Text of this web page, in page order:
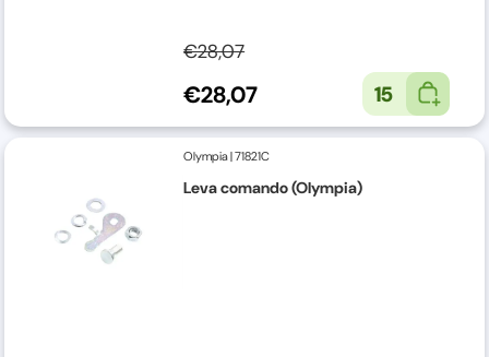
€28,07
€28,07 15
Olympia|71821C
Leva comando (Olympia)